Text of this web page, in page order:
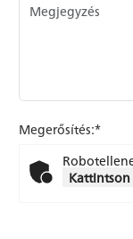
Megerősítés:*
Kattintson